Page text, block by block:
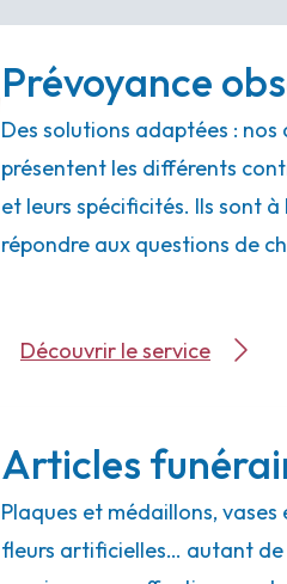
Prévoyance
Des solutions adaptées : nos
présentent les différents
et leurs spécificités. Ils sont à
répondre aux questions de
Découvrir le service
Articles
Plaques et médaillons, vases
fleurs artificielles… autant de